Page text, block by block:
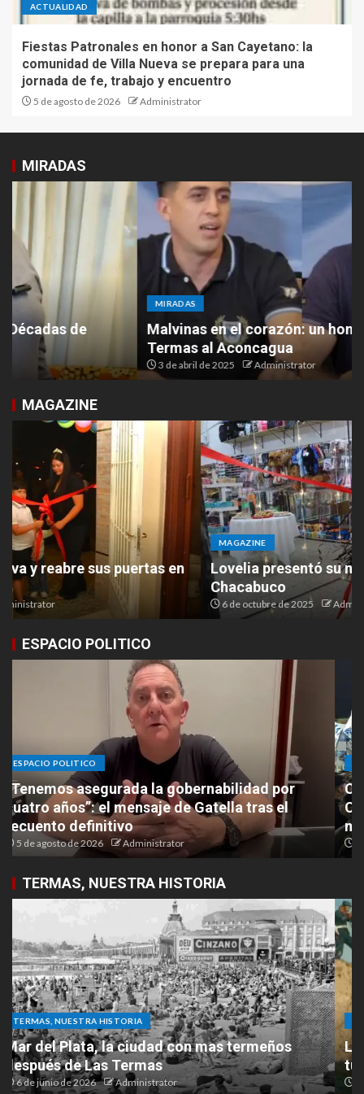
ACTUALIDAD
Fiestas Patronales en honor a San Cayetano: la
comunidad de Villa Nueva se prepara para una
jornada de fe, trabajo y encuentro
5 de agosto de 2026 Administrator
MIRADAS
MIRADAS
Malvinas en el corazón: un homenaje desde las
Termas al Aconcagua
3 de abril de 2025 Administrator
MAGAZINE
MAGAZINE
Lovelia presentó su nuevo espacio en Ruta 9 y
Chacabuco
6 de octubre de 2025
ESPACIO POLITICO
ESPACIO POLITICO
Con una multitudinaria convocatoria, Paula
Cánepa cerró su campaña y llamó a «elegir el
modelo de la gestión»
31 de julio de 2026 Administrator
TERMAS, NUESTRA HISTORIA
TERMAS, NUESTRA HISTORIA
La histórica filmación de “El Cabo Savino” que
tuvo a Las Termas como protagonista
20 de mayo de 2026 Administrator